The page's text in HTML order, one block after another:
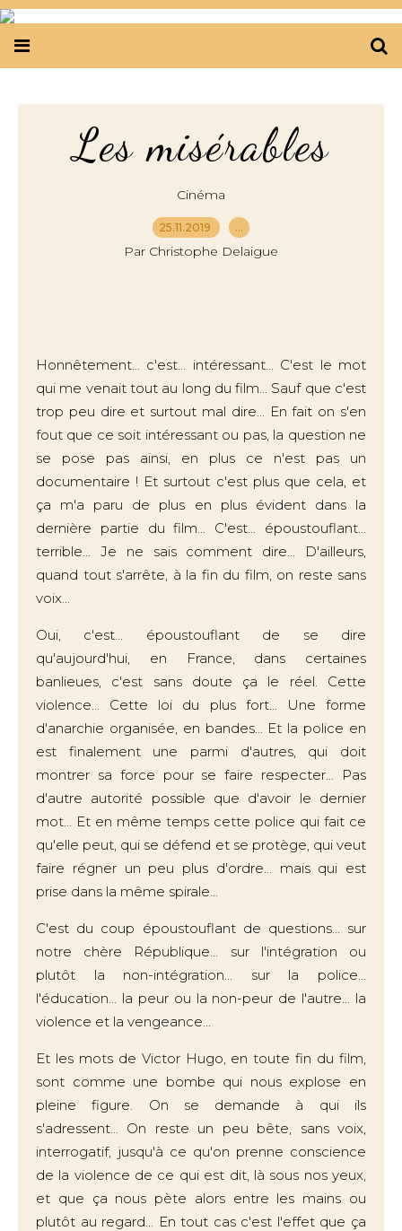
Les misérables
Cinéma
25.11.2019 …
Par Christophe Delaigue
Honnêtement... c'est... intéressant... C'est le mot
qui me venait tout au long du film... Sauf que c'est
trop peu dire et surtout mal dire... En fait on s'en
fout que ce soit intéressant ou pas, la question ne
se pose pas ainsi, en plus ce n'est pas un
documentaire ! Et surtout c'est plus que cela, et
ça m'a paru de plus en plus évident dans la
dernière partie du film... C'est... époustouflant...
terrible... Je ne sais comment dire... D'ailleurs,
quand tout s'arrête, à la fin du film, on reste sans
voix...
Oui, c'est... époustouflant de se dire
qu'aujourd'hui, en France, dans certaines
banlieues, c'est sans doute ça le réel. Cette
violence... Cette loi du plus fort... Une forme
d'anarchie organisée, en bandes... Et la police en
est finalement une parmi d'autres, qui doit
montrer sa force pour se faire respecter... Pas
d'autre autorité possible que d'avoir le dernier
mot... Et en même temps cette police qui fait ce
qu'elle peut, qui se défend et se protège, qui veut
faire régner un peu plus d'ordre... mais qui est
prise dans la même spirale...
C'est du coup époustouflant de questions... sur
notre chère République... sur l'intégration ou
plutôt la non-intégration... sur la police...
l'éducation... la peur ou la non-peur de l'autre... la
violence et la vengeance...
Et les mots de Victor Hugo, en toute fin du film,
sont comme une bombe qui nous explose en
pleine figure. On se demande à qui ils
s'adressent... On reste un peu bête, sans voix,
interrogatif, jusqu'à ce qu'on prenne conscience
de la violence de ce qui est dit, là sous nos yeux,
et que ça nous pète alors entre les mains ou
plutôt au regard... En tout cas c'est l'effet que ça